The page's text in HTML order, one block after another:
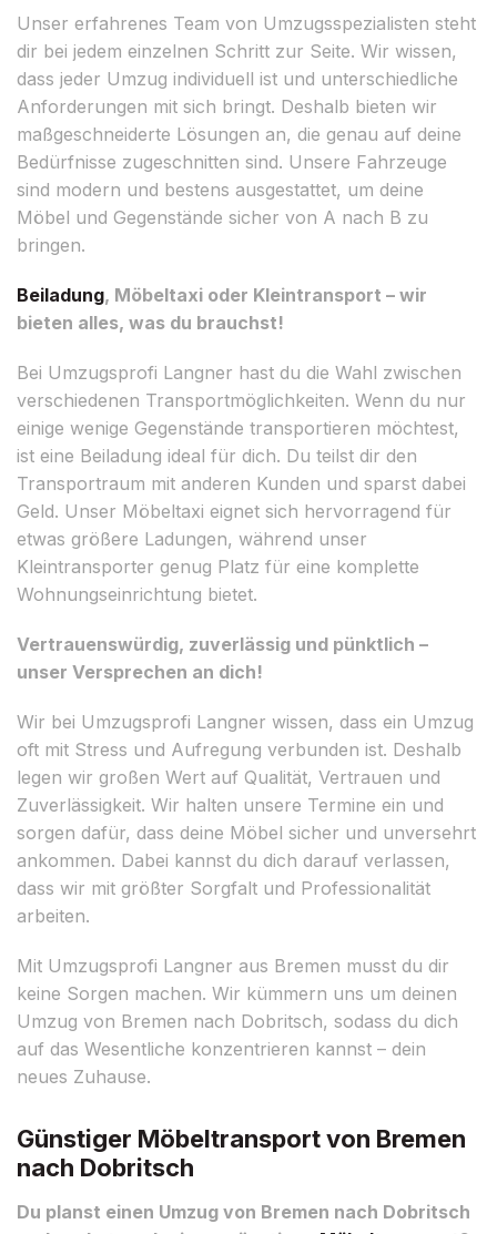
Unser erfahrenes Team von Umzugsspezialisten steht
dir bei jedem einzelnen Schritt zur Seite. Wir wissen,
dass jeder Umzug individuell ist und unterschiedliche
Anforderungen mit sich bringt. Deshalb bieten wir
maßgeschneiderte Lösungen an, die genau auf deine
Bedürfnisse zugeschnitten sind. Unsere Fahrzeuge
sind modern und bestens ausgestattet, um deine
Möbel und Gegenstände sicher von A nach B zu
bringen.
Beiladung, Möbeltaxi oder Kleintransport – wir
bieten alles, was du brauchst!
Bei Umzugsprofi Langner hast du die Wahl zwischen
verschiedenen Transportmöglichkeiten. Wenn du nur
einige wenige Gegenstände transportieren möchtest,
ist eine Beiladung ideal für dich. Du teilst dir den
Transportraum mit anderen Kunden und sparst dabei
Geld. Unser Möbeltaxi eignet sich hervorragend für
etwas größere Ladungen, während unser
Kleintransporter genug Platz für eine komplette
Wohnungseinrichtung bietet.
Vertrauenswürdig, zuverlässig und pünktlich –
unser Versprechen an dich!
Wir bei Umzugsprofi Langner wissen, dass ein Umzug
oft mit Stress und Aufregung verbunden ist. Deshalb
legen wir großen Wert auf Qualität, Vertrauen und
Zuverlässigkeit. Wir halten unsere Termine ein und
sorgen dafür, dass deine Möbel sicher und unversehrt
ankommen. Dabei kannst du dich darauf verlassen,
dass wir mit größter Sorgfalt und Professionalität
arbeiten.
Mit Umzugsprofi Langner aus Bremen musst du dir
keine Sorgen machen. Wir kümmern uns um deinen
Umzug von Bremen nach Dobritsch, sodass du dich
auf das Wesentliche konzentrieren kannst – dein
neues Zuhause.
Günstiger Möbeltransport von Bremen
nach Dobritsch
Du planst einen Umzug von Bremen nach Dobritsch